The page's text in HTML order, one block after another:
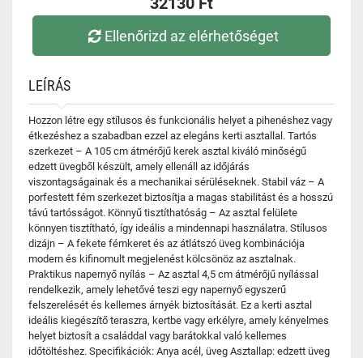
Ellenőrizd az elérhetőséget
LEÍRÁS
Hozzon létre egy stílusos és funkcionális helyet a pihenéshez vagy
étkezéshez a szabadban ezzel az elegáns kerti asztallal. Tartós
szerkezet – A 105 cm átmérőjű kerek asztal kiváló minőségű
edzett üvegből készült, amely ellenáll az időjárás
viszontagságainak és a mechanikai sérüléseknek. Stabil váz – A
porfestett fém szerkezet biztosítja a magas stabilitást és a hosszú
távú tartósságot. Könnyű tisztíthatóság – Az asztal felülete
könnyen tisztítható, így ideális a mindennapi használatra. Stílusos
dizájn – A fekete fémkeret és az átlátszó üveg kombinációja
modern és kifinomult megjelenést kölcsönöz az asztalnak.
Praktikus napernyő nyílás – Az asztal 4,5 cm átmérőjű nyílással
rendelkezik, amely lehetővé teszi egy napernyő egyszerű
felszerelését és kellemes árnyék biztosítását. Ez a kerti asztal
ideális kiegészítő teraszra, kertbe vagy erkélyre, amely kényelmes
helyet biztosít a családdal vagy barátokkal való kellemes
időtöltéshez. Specifikációk: Anya acél, üveg Asztallap: edzett üveg